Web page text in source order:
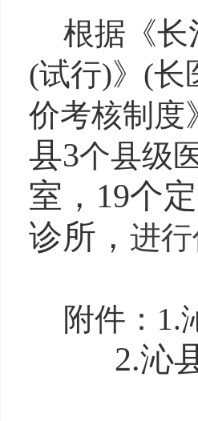
根据《长
(试行)》(长
价考核制度
县3个县级
室， 19个
诊所， 进行
附件： 1.
2.沁